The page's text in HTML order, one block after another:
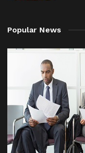
Popular News